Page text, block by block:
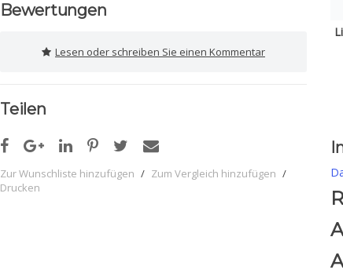
Bewertungen
Lesen oder schreiben Sie einen Kommentar
Teilen
Zur Wunschliste hinzufügen / Zum Vergleich hinzufügen /
Drucken